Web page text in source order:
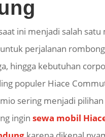
ini menjadi salah satu
perjalanan
hingga kebutuhan
populer Hiace
sering menjadi pilihan
ingin sewa mobil